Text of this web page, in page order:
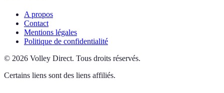
A propos
Contact
Mentions légales
Politique de confidentialité
© 2026 Volley Direct. Tous droits réservés.
Certains liens sont des liens affiliés.